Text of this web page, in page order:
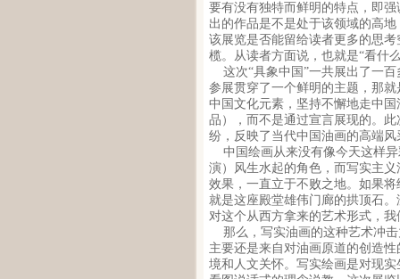
要有没有独特而鲜明的特点，即
出的作品是不是处于该领域的高
该展览是否能留给读者更多的思
榄。从读者方面说，也就是“看什
这次“具象中国”一共展出了一百
参展贯穿了一个鲜明的主题，那
中国文化元素，坚持不懈地走中
品），而不是通过宣言展现的。
纷，反映了当代中国油画的高端
中国绘画从来没有像今天这样异
演）风生水起的角色，而写实主
效果，一直立于不败之地。如果
就是这座殿堂雄伟门廊的拱顶石
对这个从西方拿来的艺术形式，
那么，写实油画的这种艺术冲击
主要还是来自对油画原道的创造
境和人文关怀。写实绘画是对现